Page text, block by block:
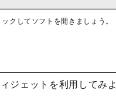
クしてソフトを開きましょう。
ジェットを利用してみよ